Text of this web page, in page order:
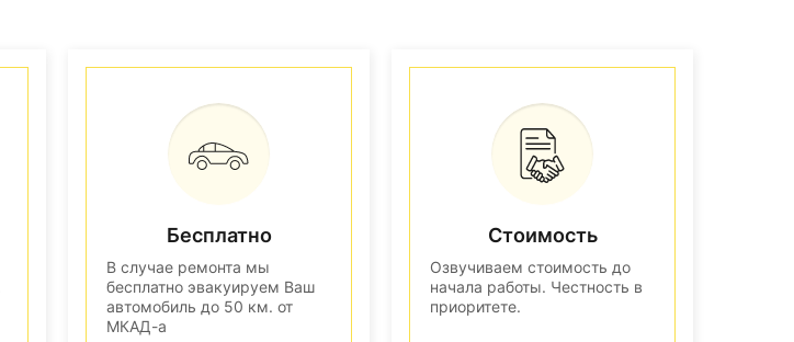
Бесплатно
В случае ремонта мы
бесплатно эвакуируем Ваш
автомобиль до 50 км. от
МКАД-а
Стоимость
Озвучиваем стоимость до
начала работы. Честность в
приоритете.